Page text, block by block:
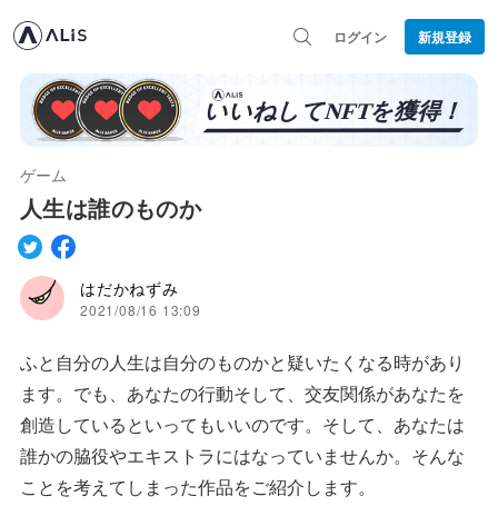
ログイン 新規登録
ゲーム
人生は誰のものか
はだかねずみ
2021/08/16 13:09
ふと自分の人生は自分のものかと疑いたくなる時があり
ます。でも、あなたの行動そして、交友関係があなたを
創造しているといってもいいのです。そして、あなたは
誰かの脇役やエキストラにはなっていませんか。そんな
ことを考えてしまった作品をご紹介します。